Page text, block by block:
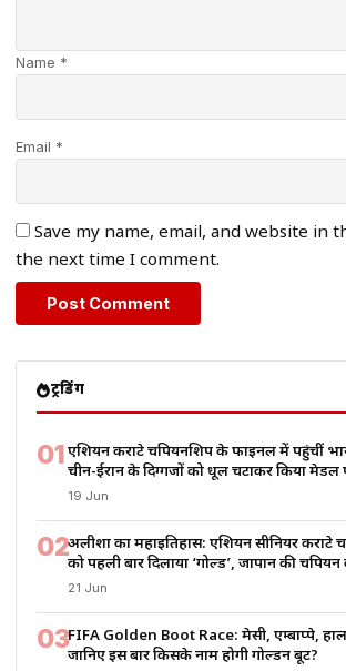
Name *
Email *
Save my name, email, and website in
the next time I comment.
ट्रेंडिंग
01एशियन कराटे चैंपियनशिप के फाइनल में पहुंचीं
चीन-ईरान के दिग्गजों को धूल चटाकर किया मेडल
19 Jun
02अलीशा का महाइतिहास: एशियन सीनियर कराटे
को पहली बार दिलाया ‘गोल्ड’, जापान की
21 Jun
03FIFA Golden Boot Race: मेसी, एम्बाप्पे,
जानिए इस बार किसके नाम होगी गोल्डन बूट?